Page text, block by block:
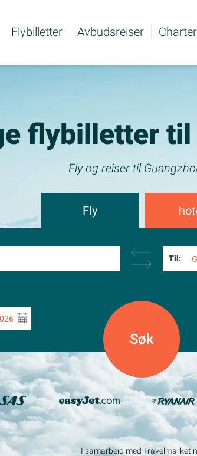
Flybilletter Avbudsreiser
flybilletter til
Fly og reiser til
Fly
Til:
I samarbeid med